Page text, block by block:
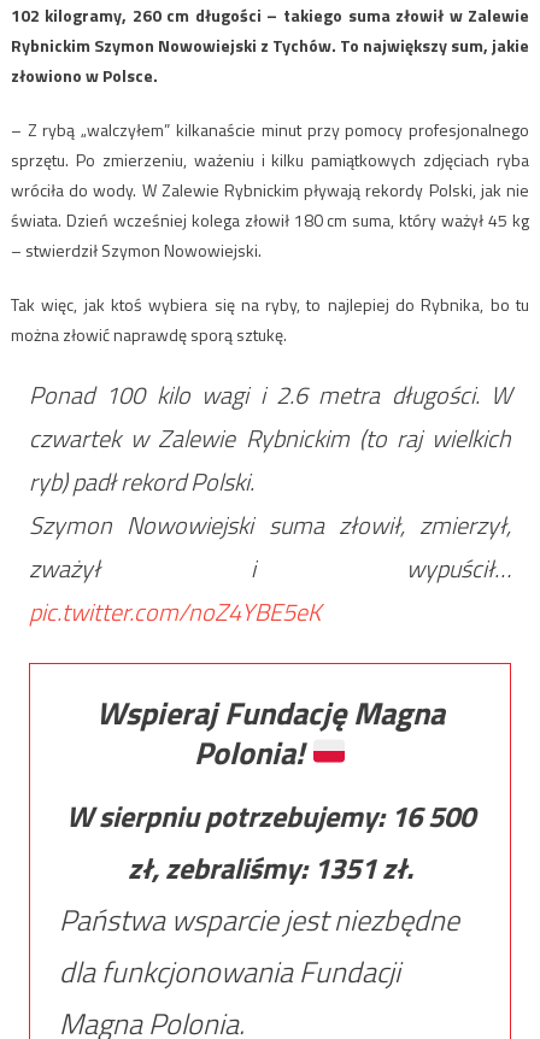
102 kilogramy, 260 cm długości – takiego suma złowił w Zalewie
Rybnickim Szymon Nowowiejski z Tychów. To największy sum, jakie
złowiono w Polsce.
– Z rybą „walczyłem” kilkanaście minut przy pomocy profesjonalnego
sprzętu. Po zmierzeniu, ważeniu i kilku pamiątkowych zdjęciach ryba
wróciła do wody. W Zalewie Rybnickim pływają rekordy Polski, jak nie
świata. Dzień wcześniej kolega złowił 180 cm suma, który ważył 45 kg
– stwierdził Szymon Nowowiejski.
Tak więc, jak ktoś wybiera się na ryby, to najlepiej do Rybnika, bo tu
można złowić naprawdę sporą sztukę.
Ponad 100 kilo wagi i 2.6 metra długości. W
czwartek w Zalewie Rybnickim (to raj wielkich
ryb) padł rekord Polski.
Szymon Nowowiejski suma złowił, zmierzył,
zważył i wypuścił…
pic.twitter.com/noZ4YBE5eK
Wspieraj Fundację Magna
Polonia!
W sierpniu potrzebujemy: 16 500
zł, zebraliśmy: 1351zł.
Państwa wsparcie jest niezbędne
dla funkcjonowania Fundacji
Magna Polonia.